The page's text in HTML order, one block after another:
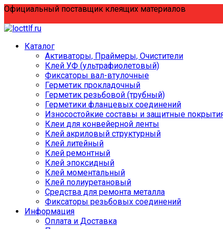
Перейти
содержанию
Официальный поставщик клеящих материалов
Каталог
Активаторы, Праймеры, Очистители
Клей УФ (ультрафиолетовый)
Фиксаторы вал-втулочные
Герметик прокладочный
Герметик резьбовой (трубный)
Герметики фланцевых соединений
Износостойкие составы и защитные
Клеи для конвейерной ленты
Клей акриловый структурный
Клей литейный
Клей ремонтный
Клей эпоксидный
Клей моментальный
Клей полиуретановый
Средства для ремонта металла
Фиксаторы резьбовых соединений
Информация
Оплата и Доставка